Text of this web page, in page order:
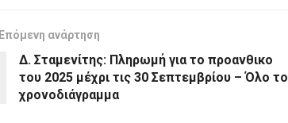
Επόμενη ανάρτηση
Δ. Σταμενίτης: Πληρωμή για το προανθικο
του 2025 μέχρι τις 30 Σεπτεμβρίου – Όλο το
χρονοδιάγραμμα